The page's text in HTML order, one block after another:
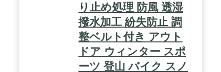
り止め処理 防風 透湿
撥水加工 紛失防止 調
整ベルト付き アウト
ドア ウィンター スポ
ーツ 登山 バイク スノ